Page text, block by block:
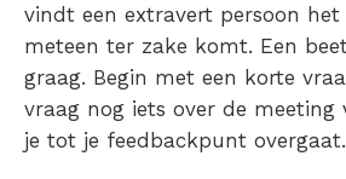
vindt een extravert persoon
meteen ter zake komt. Een
graag. Begin met een korte
vraag nog iets over de
je tot je feedbackpunt overgaat.